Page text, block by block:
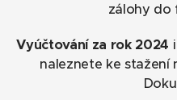
zálohy do
Vyúčtování za rok 2024 i
naleznete ke stažení